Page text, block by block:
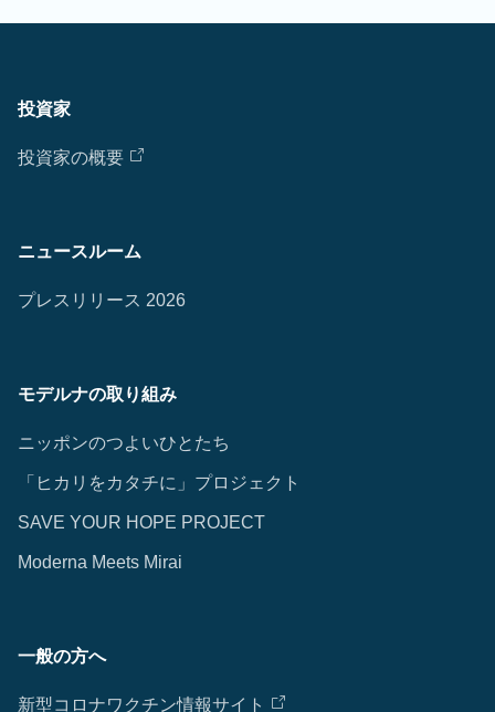
投資家
投資家の概要
ニュースルーム
プレスリリース 2026
モデルナの取り組み
ニッポンのつよいひとたち
「ヒカリをカタチに」プロジェクト
SAVE YOUR HOPE PROJECT
Moderna Meets Mirai
一般の方へ
新型コロナワクチン情報サイト